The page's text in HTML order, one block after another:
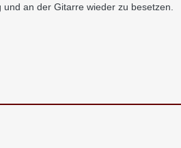
an der Gitarre wieder zu besetzen.